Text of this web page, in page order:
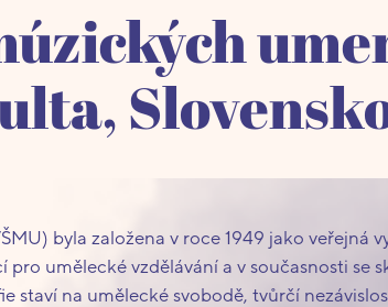
byla založena v roce 1949 jako veřejná
umělecké vzdělávání a v současnosti se
staví na umělecké svobodě, tvůrčí